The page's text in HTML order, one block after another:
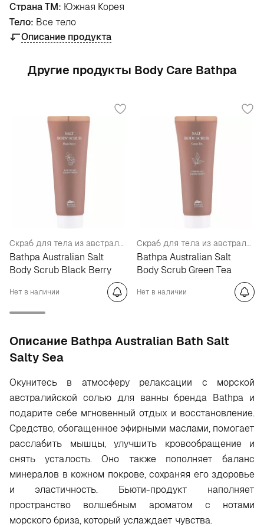
Страна ТМ: Южная Корея
Тело: Все тело
Описание продукта
Другие продукты Body Care Bathpa
Скраб для тела из австралийской соли с ароматом ежевики
Bathpa Australian Salt
Body Scrub Black Berry
Нет в наличии
Скраб для тела из австралийской соли с ароматом зеленого чая
Bathpa Australian Salt
Body Scrub Green Tea
Нет в наличии
Oписание Bathpa Australian Bath Salt
Salty Sea
Окунитесь в атмосферу релаксации с морской
австралийской солью для ванны бренда Bathpa и
подарите себе мгновенный отдых и восстановление.
Средство, обогащенное эфирными маслами, помогает
расслабить мышцы, улучшить кровообращение и
снять усталость. Оно также пополняет баланс
минералов в кожном покрове, сохраняя его здоровье
и эластичность. Бьюти-продукт наполняет
пространство волшебным ароматом с нотами
морского бриза, который услаждает чувства.